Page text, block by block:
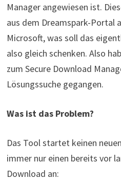
Manager angewiesen ist.
aus dem Dreamspark-Portal
Microsoft, was soll das
also gleich schenken. Also
zum Secure Download
Lösungssuche gegangen.
Was ist das Problem?
Das Tool startet keinen
immer nur einen bereits vor
Download an: